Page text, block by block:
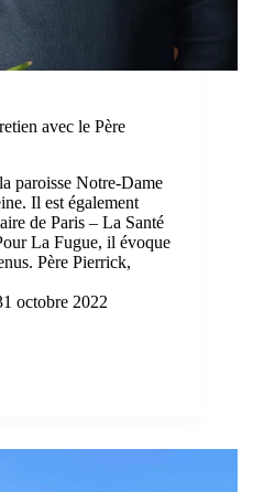
avec le Père
paroisse Notre-Dame
Il est également
de Paris – La Santé
La Fugue, il évoque
Père Pierrick,
octobre 2022